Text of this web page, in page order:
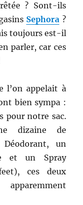
? Sont-ils
Sephora ?
toujours est-il
parler, car ces
l’on appelait à
bien sympa :
pour notre sac.
dizaine de
un
et un Spray
ces deux